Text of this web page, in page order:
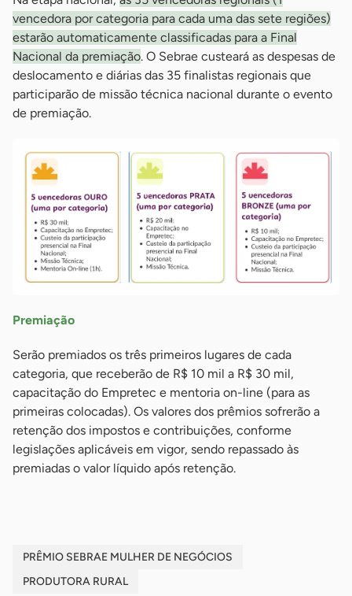
vencedora por categoria para cada uma das sete regiões)
estarão automaticamente classificadas para a Final
Nacional da premiação. O Sebrae custeará as despesas de
deslocamento e diárias das 35 finalistas regionais que
participarão de missão técnica nacional durante o evento
de premiação.
Premiação
Serão premiados os três primeiros lugares de cada
categoria, que receberão de R$ 10 mil a R$ 30 mil,
capacitação do Empretec e mentoria on-line (para as
primeiras colocadas). Os valores dos prêmios sofrerão a
retenção dos impostos e contribuições, conforme
legislações aplicáveis em vigor, sendo repassado às
premiadas o valor líquido após retenção.
PRÊMIO SEBRAE MULHER DE NEGÓCIOS
PRODUTORA RURAL